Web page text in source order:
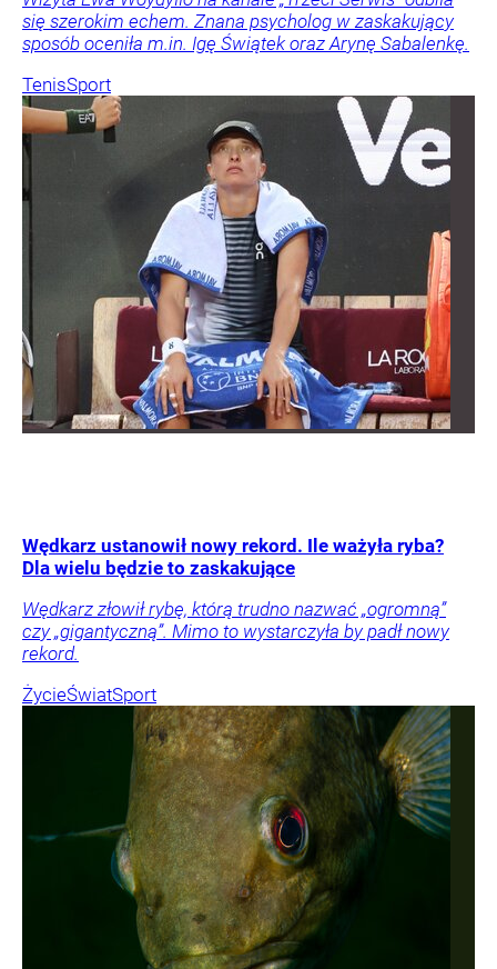
się szerokim echem. Znana psycholog w zaskakujący
sposób oceniła m.in. Igę Świątek oraz Arynę Sabalenkę.
TenisSport
Wędkarz ustanowił nowy rekord. Ile ważyła ryba?
Dla wielu będzie to zaskakujące
Wędkarz złowił rybę, którą trudno nazwać „ogromną”
czy „gigantyczną”. Mimo to wystarczyła by padł nowy
rekord.
ŻycieŚwiatSport